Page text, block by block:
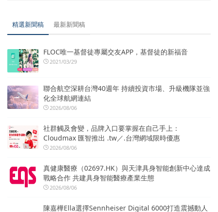
精選新聞稿 最新新聞稿
FLOC唯一基督徒專屬交友APP，基督徒的新福音
2021/03/29
聯合航空深耕台灣40週年 持續投資市場、升級機隊並強
化全球航網連結
2026/08/06
社群觸及會變，品牌入口要掌握在自己手上：
Cloudmax 匯智推出 .tw／.台灣網域限時優惠
2026/08/06
真健康醫療（02697.HK）與天津具身智能創新中心達成
戰略合作 共建具身智能醫療產業生態
2026/08/06
陳嘉樺Ella選擇Sennheiser Digital 6000打造震撼動人